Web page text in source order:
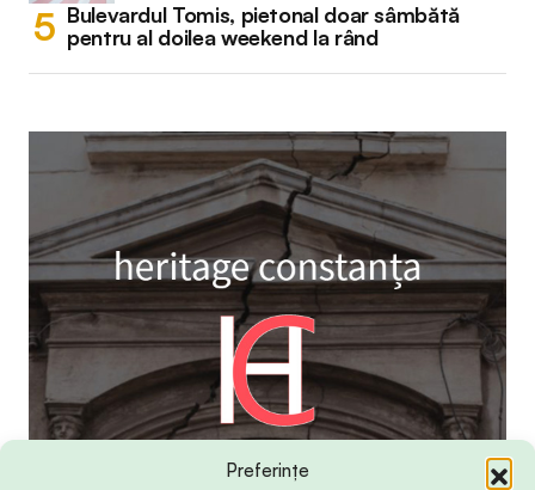
Preferințe
Bulevardul Tomis, pietonal doar sâmbătă
pentru al doilea weekend la rând